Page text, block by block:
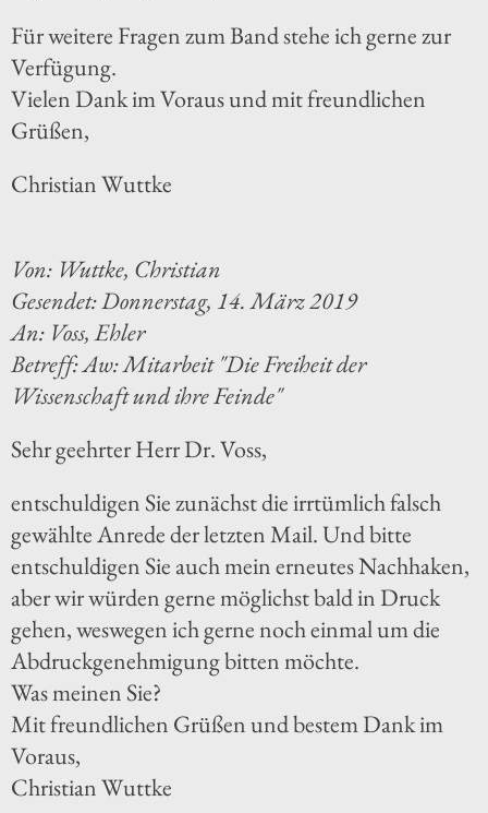
Für weitere Fragen zum Band stehe ich gerne zur
Verfügung.
Vielen Dank im Voraus und mit freundlichen
Grüßen,
Christian Wuttke
Von: Wuttke, Christian
Gesendet: Donnerstag, 14. März 2019
An: Voss, Ehler
Betreff: Aw: Mitarbeit "Die Freiheit der
Wissenschaft und ihre Feinde"
Sehr geehrter Herr Dr. Voss,
entschuldigen Sie zunächst die irrtümlich falsch
gewählte Anrede der letzten Mail. Und bitte
entschuldigen Sie auch mein erneutes Nachhaken,
aber wir würden gerne möglichst bald in Druck
gehen, weswegen ich gerne noch einmal um die
Abdruckgenehmigung bitten möchte.
Was meinen Sie?
Mit freundlichen Grüßen und bestem Dank im
Voraus,
Christian Wuttke